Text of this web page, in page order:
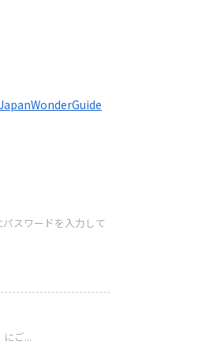
スワードを入力して
ご...